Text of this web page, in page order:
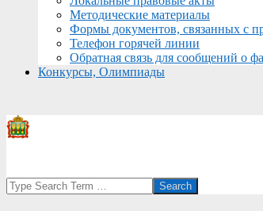
Методические материалы
Формы документов, связанных с
Телефон горячей линии
Обратная связь для сообщений о
Конкурсы, Олимпиады
Search